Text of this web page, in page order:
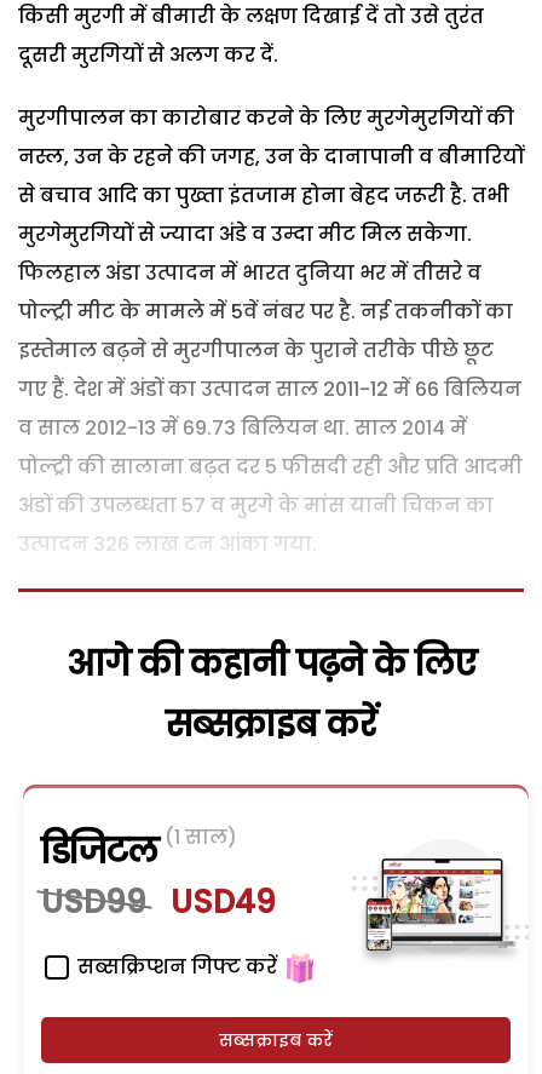
किसी मुरगी में बीमारी के लक्षण दिखाई दें तो उसे तुरंत
दूसरी मुरगियों से अलग कर दें.
मुरगीपालन का कारोबार करने के लिए मुरगेमुरगियों की
नस्ल, उन के रहने की जगह, उन के दानापानी व बीमारियों
से बचाव आदि का पुख्ता इंतजाम होना बेहद जरूरी है. तभी
मुरगेमुरगियों से ज्यादा अंडे व उम्दा मीट मिल सकेगा.
फिलहाल अंडा उत्पादन में भारत दुनिया भर में तीसरे व
पोल्ट्री मीट के मामले में 5वें नंबर पर है. नई तकनीकों का
इस्तेमाल बढ़ने से मुरगीपालन के पुराने तरीके पीछे छूट
गए हैं. देश में अंडों का उत्पादन साल 2011-12 में 66 बिलियन
व साल 2012-13 में 69.73 बिलियन था. साल 2014 में
पोल्ट्री की सालाना बढ़त दर 5 फीसदी रही और प्रति आदमी
अंडों की उपलब्धता 57 व मुरगे के मांस यानी चिकन का
उत्पादन 326 लाख टन आंका गया.
आगे की कहानी पढ़ने के लिए
सब्सक्राइब करें
डिजिटल (1 साल)
USD99 USD49
सब्सक्रिप्शन गिफ्ट करें
सब्सक्राइब करें